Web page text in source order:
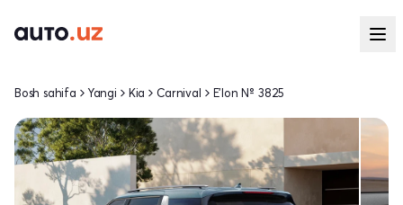
Bosh sahifa Yangi Kia Carnival E'lon № 3825